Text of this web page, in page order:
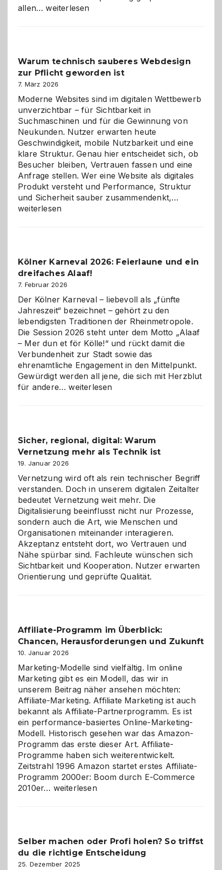
allen…Sudoku
den
Logikrätseln
weiterlesen
Warum technisch sauberes Webdesign
zur Pflicht geworden ist
7. März 2026
Moderne Websites sind im digitalen Wettbewerb
unverzichtbar – für Sichtbarkeit in
Suchmaschinen und für die Gewinnung von
Neukunden. Nutzer erwarten heute
Geschwindigkeit, mobile Nutzbarkeit und eine
klare Struktur. Genau hier entscheidet sich, ob
Besucher bleiben, Vertrauen fassen und eine
Anfrage stellen. Wer eine Website als digitales
Produkt versteht und Performance, Struktur
und Sicherheit sauber zusammendenkt,…
geworden
weiterlesen
Kölner Karneval 2026: Feierlaune und ein
dreifaches Alaaf!
7. Februar 2026
Der Kölner Karneval – liebevoll als „fünfte
Jahreszeit“ bezeichnet – gehört zu den
lebendigsten Traditionen der Rheinmetropole.
Die Session 2026 steht unter dem Motto „Alaaf
– Mer dun et för Kölle!“ und rückt damit die
Verbundenheit zur Stadt sowie das
ehrenamtliche Engagement in den Mittelpunkt.
Gewürdigt werden all jene, die sich mit Herzblut
für andere…Kölner
ein
dreifaches
Alaaf!
weiterlesen
Sicher, regional, digital: Warum
Vernetzung mehr als Technik ist
19. Januar 2026
Vernetzung wird oft als rein technischer Begriff
verstanden. Doch in unserem digitalen Zeitalter
bedeutet Vernetzung weit mehr. Die
Digitalisierung beeinflusst nicht nur Prozesse,
sondern auch die Art, wie Menschen und
Organisationen miteinander interagieren.
Akzeptanz entsteht dort, wo Vertrauen und
Nähe spürbar sind. Fachleute wünschen sich
Sichtbarkeit und Kooperation. Nutzer erwarten
Orientierung und geprüfte Qualität.
Affiliate-Programm im Überblick:
Chancen, Herausforderungen und Zukunft
10. Januar 2026
Marketing-Modelle sind vielfältig. Im online
Marketing gibt es ein Modell, das wir in
unserem Beitrag näher ansehen möchten:
Affiliate-Marketing. Affiliate Marketing ist auch
bekannt als Affiliate-Partnerprogramm. Es ist
ein performance-basiertes Online-Marketing-
Modell. Historisch gesehen war das Amazon-
Programm das erste dieser Art. Affiliate-
Programme haben sich weiterentwickelt.
Zeitstrahl 1996 Amazon startet erstes Affiliate-
Programm 2000er: Boom durch E-Commerce
2010er… Affiliate-
Herausforderungen
und
Zukunft
weiterlesen
Selber machen oder Profi holen? So triffst
du die richtige Entscheidung
25. Dezember 2025